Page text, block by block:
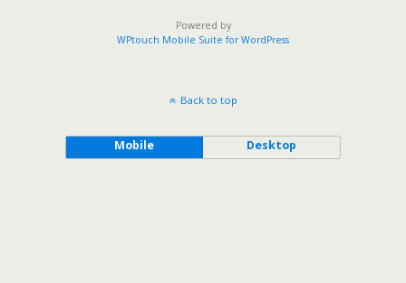
Powered by
WPtouch Mobile Suite for WordPress
Back to top
Mobile Desktop